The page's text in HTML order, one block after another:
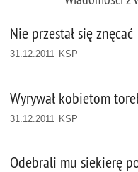
Nie przestał się znęcać
31.12.2011 KSP
Wyrywał kobietom
31.12.2011 KSP
Odebrali mu siekierę